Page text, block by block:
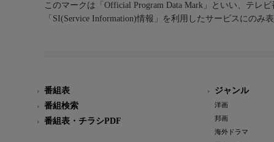
このマークは「Official Program Data Mark」といい、テレ
「SI(Service Information)情報」を利用したサービスにのみ
番組表
番組検索
番組表・チラシPDF
ジャンル
洋画
邦画
海外ドラマ